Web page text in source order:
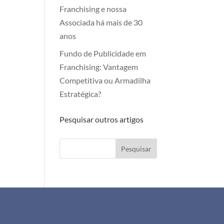
Franchising e nossa
Associada há mais de 30
anos
Fundo de Publicidade em
Franchising: Vantagem
Competitiva ou Armadilha
Estratégica?
Pesquisar outros artigos
Pesquisar